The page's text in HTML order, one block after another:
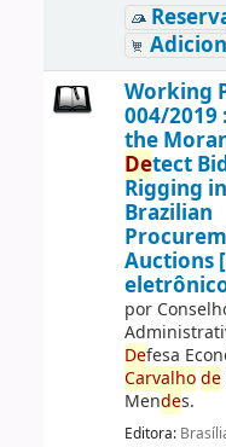
Working
004/2019
the
Detect
Rigging in
Brazilian
Auctions
por
Defesa
Carvalho de
Mendes.
Editora: